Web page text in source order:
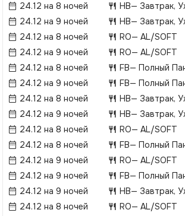
24.12 на 8 ночей
HB— Завтрак,
24.12 на 9 ночей
HB— Завтрак,
24.12 на 8 ночей
RO— AL/SOFT
24.12 на 9 ночей
RO— AL/SOFT
24.12 на 8 ночей
FB— Полный
24.12 на 9 ночей
FB— Полный
24.12 на 8 ночей
HB— Завтрак,
24.12 на 9 ночей
HB— Завтрак,
24.12 на 8 ночей
RO— AL/SOFT
24.12 на 8 ночей
FB— Полный
24.12 на 9 ночей
RO— AL/SOFT
24.12 на 9 ночей
FB— Полный
24.12 на 9 ночей
HB— Завтрак,
24.12 на 8 ночей
RO— AL/SOFT